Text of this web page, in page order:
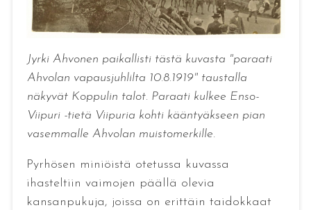
Jyrki Ahvonen paikallisti tästä kuvasta "paraati
Ahvolan vapausjuhlilta 10.8.1919" taustalla
näkyvät Koppulin talot. Paraati kulkee Enso-
Viipuri -tietä Viipuria kohti kääntyäkseen pian
vasemmalle Ahvolan muistomerkille.
Pyrhösen miniöistä otetussa kuvassa
ihasteltiin vaimojen päällä olevia
kansanpukuja, joissa on erittäin taidokkaat